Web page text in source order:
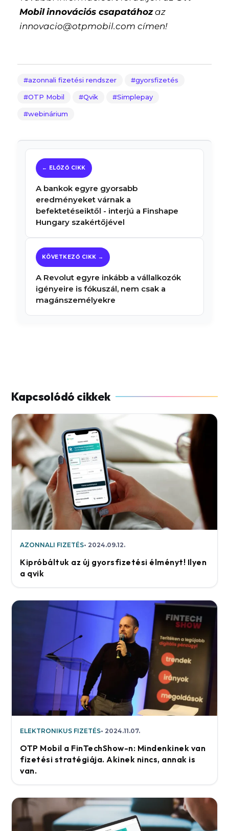
Mobil innovációs csapatáhozaz
innovacio@otpmobil.com címen!
azonnali fizetési rendszer gyorsfizetés
OTP Mobil Qvik Simplepay
webinárium
A bankok egyre gyorsabb
eredményeket várnak a
befektetéseiktől - interjú a Finshape
Hungary szakértőjével
A Revolut egyre inkább a vállalkozók
igényeire is fókuszál, nem csak a
magánszemélyekre
AZONNALI FIZETÉS 2024.09.12.
Kipróbáltuk az új gyorsfizetési élményt! Ilyen
a qvik
ELEKTRONIKUS FIZETÉS 2024.11.07.
OTP Mobil a FinTechShow-n: Mindenkinek van
fizetési stratégiája. Akinek nincs, annak is
van.